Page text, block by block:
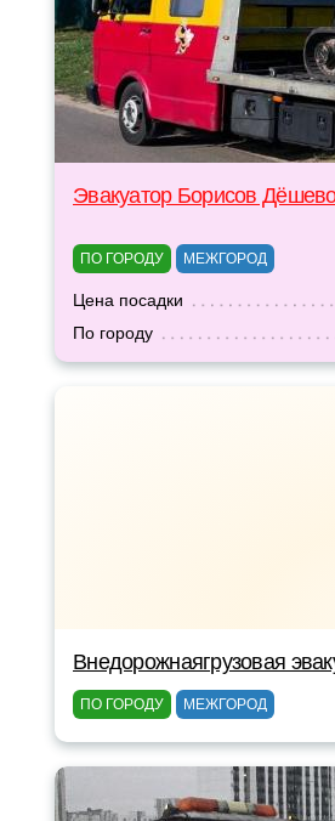
Эвакуатор Борисов
ПО ГОРОДУ МЕЖГОРОД
Цена посадки
По городу
Внедорожнаягрузовая
ПО ГОРОДУ МЕЖГОРОД